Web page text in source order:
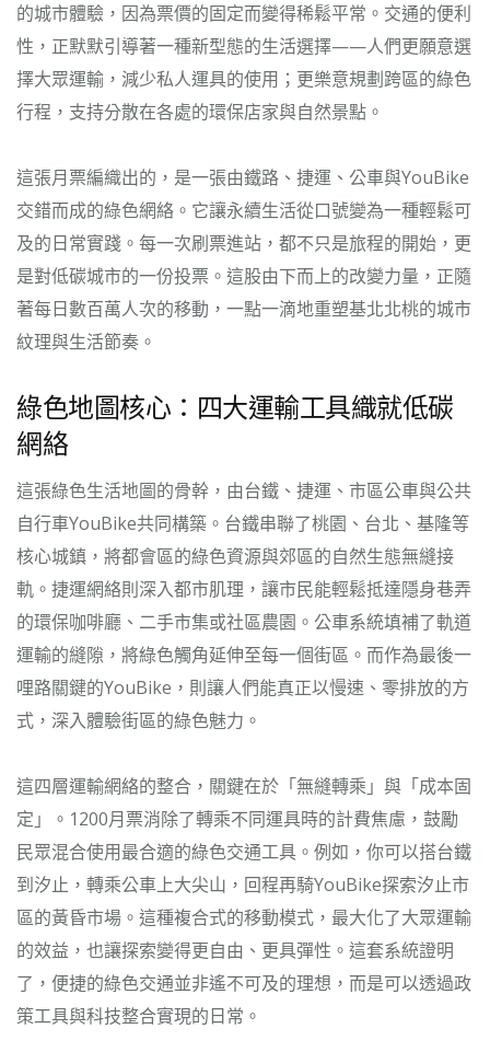
的城市體驗，因為票價的固定而變得稀鬆平常。交通的便利
性，正默默引導著一種新型態的生活選擇——人們更願意選
擇大眾運輸，減少私人運具的使用；更樂意規劃跨區的綠色
行程，支持分散在各處的環保店家與自然景點。
這張月票編織出的，是一張由鐵路、捷運、公車與YouBike
交錯而成的綠色網絡。它讓永續生活從口號變為一種輕鬆可
及的日常實踐。每一次刷票進站，都不只是旅程的開始，更
是對低碳城市的一份投票。這股由下而上的改變力量，正隨
著每日數百萬人次的移動，一點一滴地重塑基北北桃的城市
紋理與生活節奏。
綠色地圖核心：四大運輸工具織就低碳
網絡
這張綠色生活地圖的骨幹，由台鐵、捷運、市區公車與公共
自行車YouBike共同構築。台鐵串聯了桃園、台北、基隆等
核心城鎮，將都會區的綠色資源與郊區的自然生態無縫接
軌。捷運網絡則深入都市肌理，讓市民能輕鬆抵達隱身巷弄
的環保咖啡廳、二手市集或社區農園。公車系統填補了軌道
運輸的縫隙，將綠色觸角延伸至每一個街區。而作為最後一
哩路關鍵的YouBike，則讓人們能真正以慢速、零排放的方
式，深入體驗街區的綠色魅力。
這四層運輸網絡的整合，關鍵在於「無縫轉乘」與「成本固
定」。1200月票消除了轉乘不同運具時的計費焦慮，鼓勵
民眾混合使用最合適的綠色交通工具。例如，你可以搭台鐵
到汐止，轉乘公車上大尖山，回程再騎YouBike探索汐止市
區的黃昏市場。這種複合式的移動模式，最大化了大眾運輸
的效益，也讓探索變得更自由、更具彈性。這套系統證明
了，便捷的綠色交通並非遙不可及的理想，而是可以透過政
策工具與科技整合實現的日常。